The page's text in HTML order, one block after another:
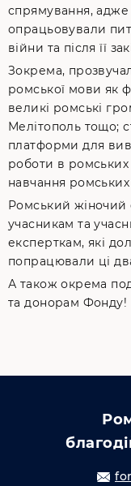
спрямування, адже
опрацьовували
війни та після її
Зокрема,
ромської мови як
великі ромські
Мелітополь тощо;
платформи для
роботи в ромських
навчання ромських
Ромський жіночий
учасникам та
експерткам, які
попрацювали ці
А також окрема
та донорам Фонду!